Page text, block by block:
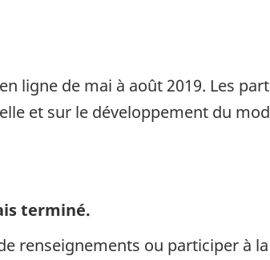
ligne de mai à août 2019. Les
et sur le développement du
terminé.
renseignements ou participer à